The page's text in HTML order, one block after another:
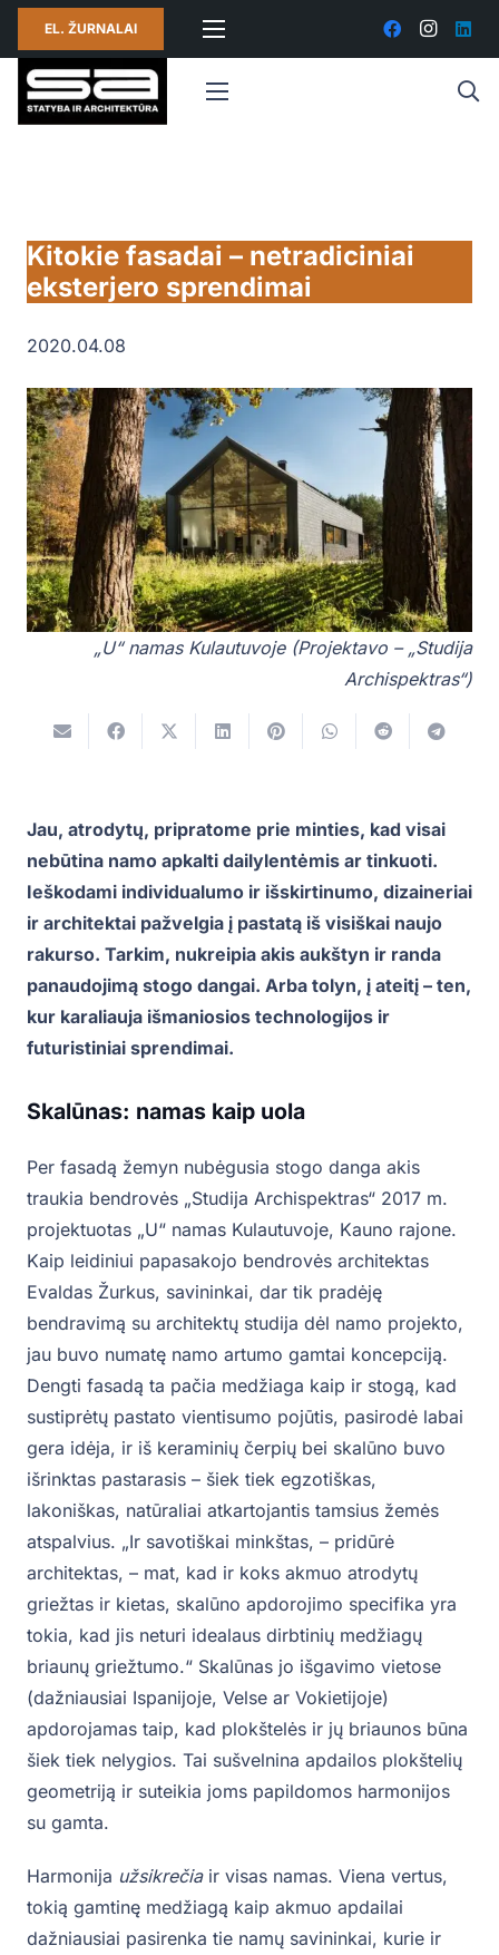
EL. ŽURNALAI
Kitokie fasadai – netradiciniai
eksterjero sprendimai
2020.04.08
„U“ namas Kulautuvoje (Projektavo – „Studija
Archispektras“)
Jau, atrodytų, pripratome prie minties, kad visai
nebūtina namo apkalti dailylentėmis ar tinkuoti.
Ieškodami individualumo ir išskirtinumo, dizaineriai
ir architektai pažvelgia į pastatą iš visiškai naujo
rakurso. Tarkim, nukreipia akis aukštyn ir randa
panaudojimą stogo dangai. Arba tolyn, į ateitį – ten,
kur karaliauja išmaniosios technologijos ir
futuristiniai sprendimai.
Skalūnas: namas kaip uola
Per fasadą žemyn nubėgusia stogo danga akis
traukia bendrovės „Studija Archispektras“ 2017 m.
projektuotas „U“ namas Kulautuvoje, Kauno rajone.
Kaip leidiniui papasakojo bendrovės architektas
Evaldas Žurkus, savininkai, dar tik pradėję
bendravimą su architektų studija dėl namo projekto,
jau buvo numatę namo artumo gamtai koncepciją.
Dengti fasadą ta pačia medžiaga kaip ir stogą, kad
sustiprėtų pastato vientisumo pojūtis, pasirodė labai
gera idėja, ir iš keraminių čerpių bei skalūno buvo
išrinktas pastarasis – šiek tiek egzotiškas,
lakoniškas, natūraliai atkartojantis tamsius žemės
atspalvius. „Ir savotiškai minkštas, – pridūrė
architektas, – mat, kad ir koks akmuo atrodytų
griežtas ir kietas, skalūno apdorojimo specifika yra
tokia, kad jis neturi idealaus dirbtinių medžiagų
briaunų griežtumo.“ Skalūnas jo išgavimo vietose
(dažniausiai Ispanijoje, Velse ar Vokietijoje)
apdorojamas taip, kad plokštelės ir jų briaunos būna
šiek tiek nelygios. Tai sušvelnina apdailos plokštelių
geometriją ir suteikia joms papildomos harmonijos
su gamta.
Harmonija užsikrečiair visas namas. Viena vertus,
tokią gamtinę medžiagą kaip akmuo apdailai
dažniausiai pasirenka tie namų savininkai, kurie ir